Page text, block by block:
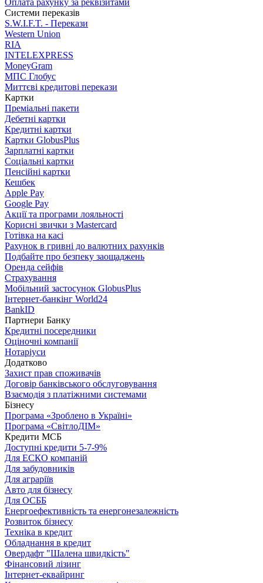
Оплата рахунку за реквізитами
Системи переказів
S.W.I.F.T. - Перекази
Western Union
RIA
INTELEXPRESS
MoneyGram
МПС Глобус
Миттєві кредитові перекази
Картки
Преміальні пакети
Дебетні картки
Кредитні картки
Картки GlobusPlus
Зарплатні картки
Соціальні картки
Пенсійні картки
Кешбек
Apple Pay
Google Pay
Акції та програми лояльності
Корисні звички з Mastercard
Готівка на касі
Рахунок в гривні до валютних рахунків
Подбайте про безпеку заощаджень
Оренда сейфів
Страхування
Мобільний застосунок GlobusPlus
Інтернет-банкінг World24
BankID
Партнери Банку
Кредитні посередники
Оціночні компанії
Нотаріуси
Додатково
Захист прав споживачів
Договір банківського обслуговування
Взаємодія з платіжними системами
Бізнесу
Програма «Зроблено в Україні»
Програма «СвітлоДІМ»
Кредити МСБ
Доступні кредити 5-7-9%
Для ЕСКО компаній
Для забудовників
Для аграріїв
Авто для бізнесу
Для ОСББ
Енергоефективність та енергонезалежність
Розвиток бізнесу
Техніка в кредит
Обладнання в кредит
Овердафт "Шалена швидкість"
Фінансовий лізинг
Інтернет-еквайринг